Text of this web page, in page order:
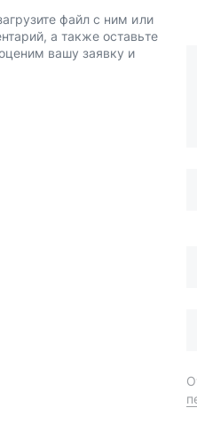
файл с ним или
а также оставьте
вашу заявку и